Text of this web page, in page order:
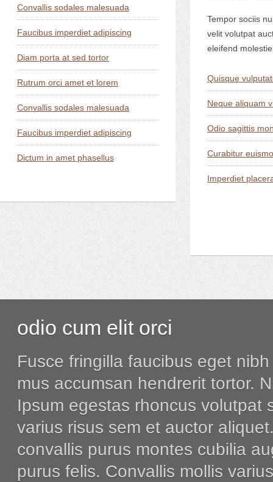
Convallis sodales malesuada
Faucibus imperdiet adipiscing
Diam porta at sed tortor
Rutrum orci amet et lorem
Convallis sodales malesuada
Faucibus imperdiet adipiscing
Dictum in amet phasellus
Tempor sociis
velit volutpat
eleifend
Quisque
Neque aliquam
Odio sagittis
Curabitur
Imperdiet
odio cum elit orci
Fusce fringilla faucibus eget
mus accumsan hendrerit tortor.
Ipsum egestas rhoncus volutpat
varius risus sem et auctor
convallis purus montes cubilia
purus felis. Convallis mollis